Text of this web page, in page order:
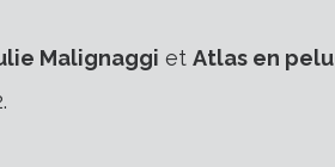
Malignaggi et Atlas en